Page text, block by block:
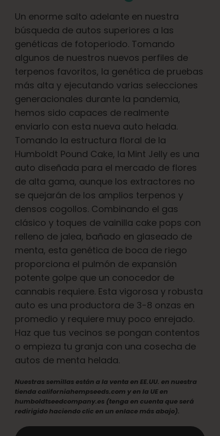
Pulse
Acerca de
Caza de fenotipos
Preservación de la genética caribeña
Póngase en contacto con
Tienda
Español
Buscar:
Un enorme salto adelante en nuestra
búsqueda de autos superiores a las
genéticas de fotoperiodo. Tomando
algunos de nuestros nuevos perfiles de
terpenos favoritos, la genética de pruebas
más alta y ejecutando varias selecciones
generacionales durante la pandemia,
hemos sido capaces de realmente
enviarlo con esta nueva auto helada.
Tomando la estructura floral de la
Humboldt Pound Cake, la Mint Jelly es una
auto diseñada para el mercado de flores
de alta gama, aunque los extractores no
se quejarán de los amplios terpenos y
densos cogollos. Combinando el gas
clásico y toques de vainilla cake pops con
relleno de jalea, bañado en glaseado de
menta, esta genética de boca de riego
proporciona el pulmón de expansión
potente golpe que un conocedor de
cannabis requiere. Esta vigorosa y robusta
auto es una productora de 3-8 onzas en
promedio y requiere muy poco enrejado.
Haz que tus vecinos se pongan contentos
o empieza tu granja con una cosecha de
autos de menta helada.
Nuestras semillas están a la venta en EE.UU. en nuestra
tienda californiahempseeds.com y en la UE en
humboldtseedcompany.es (tenga en cuenta que será
redirigido haciendo clic en un enlace más abajo).